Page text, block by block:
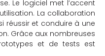
Le logiciel met l’accent
La collaboration
réussir et conduire à une
Grâce aux nombreuses
et de tests est